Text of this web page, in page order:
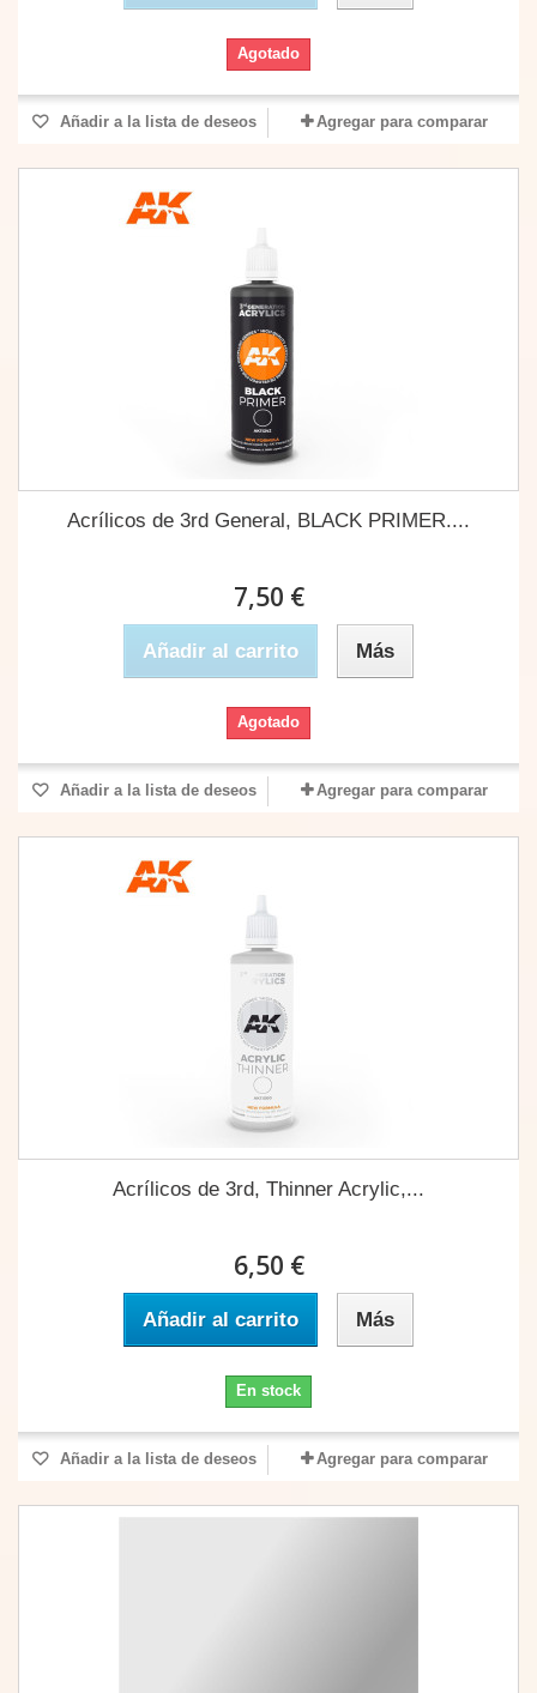
Agotado
Añadir a la lista de deseos Agregar para comparar
Acrílicos de 3rd General, BLACK PRIMER....
7,50 €
Añadir al carrito Más
Agotado
Añadir a la lista de deseos Agregar para comparar
Acrílicos de 3rd, Thinner Acrylic,...
6,50 €
Añadir al carrito Más
En stock
Añadir a la lista de deseos Agregar para comparar